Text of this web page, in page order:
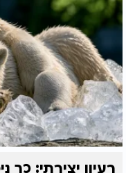
רעיון יצירתי: